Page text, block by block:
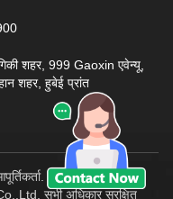
शहर, 999 Gaoxin एवेन्यू,
शहर, हुबेई प्रांत
कॉपीराइट © 2023-
सभी अधिकार सुरक्षित